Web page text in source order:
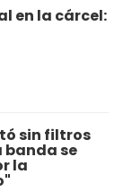
en la cárcel:
sin filtros
banda se
la